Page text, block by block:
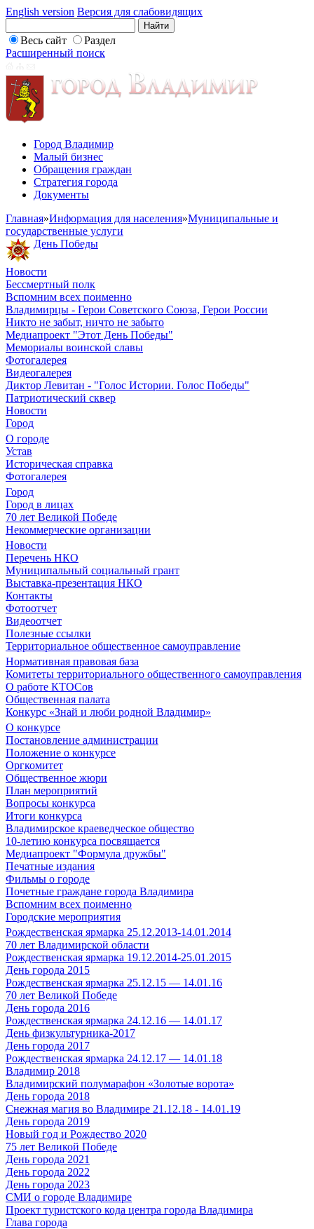
English version Версия для слабовидящих
Весь сайт
Раздел
Расширенный поиск
Город Владимир
Малый бизнес
Обращения граждан
Стратегия города
Документы
Главная»Информация для населения»Муниципальные и
государственные услуги
День Победы
Новости
Бессмертный полк
Вспомним всех поименно
Владимирцы - Герои Советского Союза, Герои России
Никто не забыт, ничто не забыто
Медиапроект "Этот День Победы"
Мемориалы воинской славы
Фотогалерея
Видеогалерея
Диктор Левитан - "Голос Истории. Голос Победы"
Патриотический сквер
Новости
Город
О городе
Устав
Историческая справка
Фотогалерея
Город
Город в лицах
70 лет Великой Победе
Некоммерческие организации
Новости
Перечень НКО
Муниципальный социальный грант
Выставка-презентация НКО
Контакты
Фотоотчет
Видеоотчет
Полезные ссылки
Территориальное общественное самоуправление
Нормативная правовая база
Комитеты территориального общественного самоуправления
О работе КТОСов
Общественная палата
Конкурс «Знай и люби родной Владимир»
О конкурсе
Постановление администрации
Положение о конкурсе
Оргкомитет
Общественное жюри
План мероприятий
Вопросы конкурса
Итоги конкурса
Владимирское краеведческое общество
10-летию конкурса посвящается
Медиапроект "Формула дружбы"
Печатные издания
Фильмы о городе
Почетные граждане города Владимира
Вспомним всех поименно
Городские мероприятия
Рождественская ярмарка 25.12.2013-14.01.2014
70 лет Владимирской области
Рождественская ярмарка 19.12.2014-25.01.2015
День города 2015
Рождественская ярмарка 25.12.15 — 14.01.16
70 лет Великой Победе
День города 2016
Рождественская ярмарка 24.12.16 — 14.01.17
День физкультурника-2017
День города 2017
Рождественская ярмарка 24.12.17 — 14.01.18
Владимир 2018
Владимирский полумарафон «Золотые ворота»
День города 2018
Снежная магия во Владимире 21.12.18 - 14.01.19
День города 2019
Новый год и Рождество 2020
75 лет Великой Победе
День города 2021
День города 2022
День города 2023
СМИ о городе Владимире
Проект туристского кода центра города Владимира
Глава города